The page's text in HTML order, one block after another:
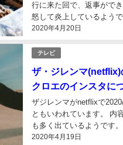
2020年4月20日
行に来た回で、返事ができないことを叱
怒して炎上しているようで 実
に叱っていたのか動画を
テレビ
ザ・ジレンマ(netflix)
クロエのインスタに
2020年4月19日
ザジレンマがnetflixで
ともいわれています。 内容もとても面白くて続き気になる内容であり、 良い反応や口コミもとて
も多く出ているようです。 単純に出演者全員が美男美女というところもポイントが高いです
ザジレンマの内容やキャス